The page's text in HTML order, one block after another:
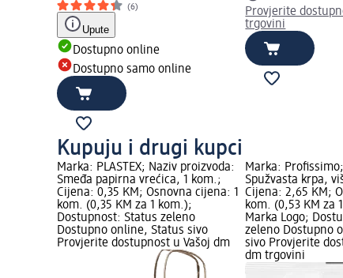
(6)
Upute
Dostupno online
Dostupno samo online
Provjerite
trgovini
Kupuju i drugi kupci
Marka: PLASTEX; Naziv proizvoda:
Smeđa papirna vrećica, 1 kom.;
Cijena: 0,35 KM; Osnovna cijena: 1
kom. (0,35 KM za 1 kom.);
Dostupnost: Status zeleno
Dostupno online, Status sivo
Provjerite dostupnost u Vašoj dm
Marka:
Spužvasta krpa,
Cijena: 2,65 KM;
kom. (0,53 KM za
Marka Logo;
zeleno Dostupno
sivo Provjerite
dm trgovini